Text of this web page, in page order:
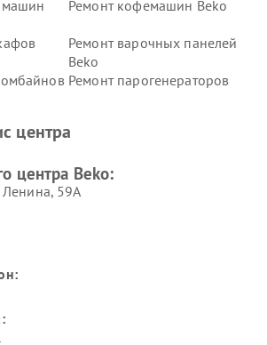
машин
Ремонт кофемашин Beko
Ремонт варочных панелей
Beko
Ремонт парогенераторов
Beko Ремонт морозильных камер
центра
центра Beko:
Ленина, 59А